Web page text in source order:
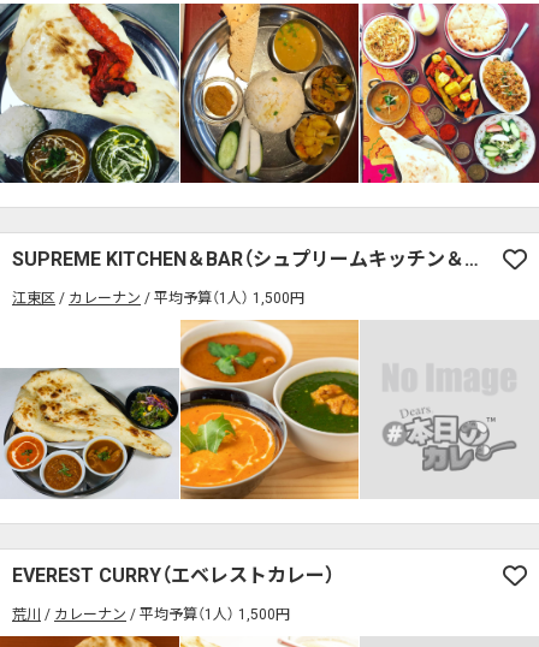
#本日のカレー見た！で特典あり
検索する
キッズメニューあり ポイント貯まる・使える
カード決済可 電子マネー決済可
#本日のカレー見た！で特典あり
検索する
SUPREME KITCHEN＆BAR（シュプリームキッチン＆バー）
江東区 カレーナン 平均予算（1人） 1,500円
EVEREST CURRY（エベレストカレー）
荒川 カレーナン 平均予算（1人） 1,500円